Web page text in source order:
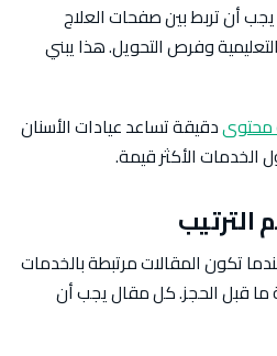
يجب أن تربط بين صفحات العلاج
وفرص التحويل. هذا يبني
محتوىدقيقة تساعد عيادات الأسنان
الترتيب
تكون المقالات مرتبطة بالخدمات
ما قبل الحجز. كل مقال يجب أن